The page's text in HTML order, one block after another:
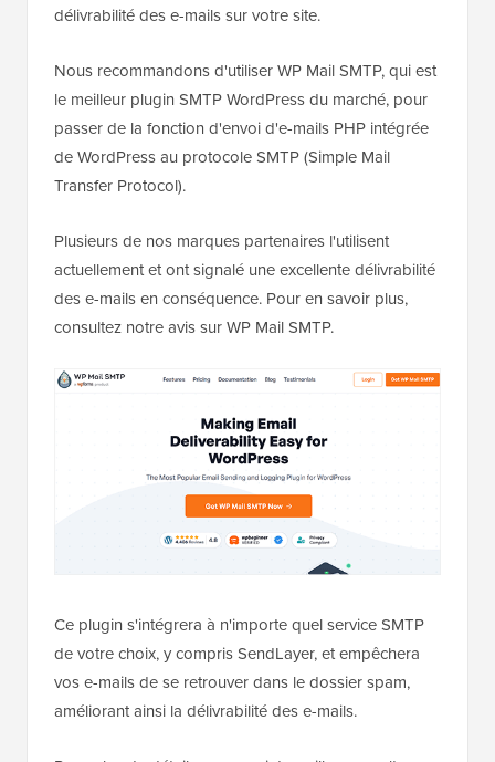
délivrabilité des e-mails sur votre site.
Nous recommandons d'utiliser WP Mail SMTP, qui est
le meilleur plugin SMTP WordPress du marché, pour
passer de la fonction d'envoi d'e-mails PHP intégrée
de WordPress au protocole SMTP (Simple Mail
Transfer Protocol).
Plusieurs de nos marques partenaires l'utilisent
actuellement et ont signalé une excellente délivrabilité
des e-mails en conséquence. Pour en savoir plus,
consultez notre avis sur WP Mail SMTP.
Ce plugin s'intégrera à n'importe quel service SMTP
de votre choix, y compris SendLayer, et empêchera
vos e-mails de se retrouver dans le dossier spam,
améliorant ainsi la délivrabilité des e-mails.